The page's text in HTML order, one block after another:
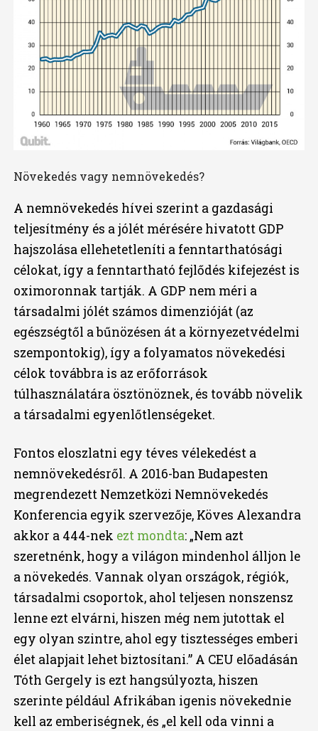
Növekedés vagy nemnövekedés?
A nemnövekedés hívei szerint a gazdasági
teljesítmény és a jólét mérésére hivatott GDP
hajszolása ellehetetleníti a fenntarthatósági
célokat, így a fenntartható fejlődés kifejezést is
oximoronnak tartják. A GDP nem méri a
társadalmi jólét számos dimenzióját (az
egészségtől a bűnözésen át a környezetvédelmi
szempontokig), így a folyamatos növekedési
célok továbbra is az erőforrások
túlhasználatára ösztönöznek, és tovább növelik
a társadalmi egyenlőtlenségeket.
Fontos eloszlatni egy téves vélekedést a
nemnövekedésről. A 2016-ban Budapesten
megrendezett Nemzetközi Nemnövekedés
Konferencia egyik szervezője, Köves Alexandra
akkor a 444-nek ezt mondta: „Nem azt
szeretnénk, hogy a világon mindenhol álljon le
a növekedés. Vannak olyan országok, régiók,
társadalmi csoportok, ahol teljesen nonszensz
lenne ezt elvárni, hiszen még nem jutottak el
egy olyan szintre, ahol egy tisztességes emberi
élet alapjait lehet biztosítani.” A CEU előadásán
Tóth Gergely is ezt hangsúlyozta, hiszen
szerinte például Afrikában igenis növekednie
kell az emberiségnek, és „el kell oda vinni a